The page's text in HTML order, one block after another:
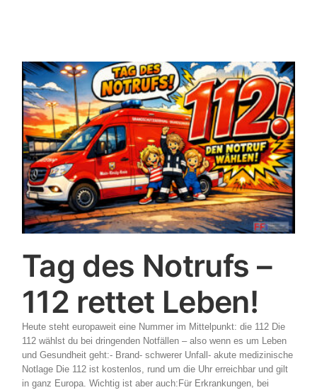
Tag des Notrufs –
112 rettet Leben!
Heute steht europaweit eine Nummer im Mittelpunkt: die 112 Die
112 wählst du bei dringenden Notfällen – also wenn es um Leben
und Gesundheit geht:- Brand- schwerer Unfall- akute medizinische
Notlage Die 112 ist kostenlos, rund um die Uhr erreichbar und gilt
in ganz Europa. Wichtig ist aber auch:Für Erkrankungen, bei